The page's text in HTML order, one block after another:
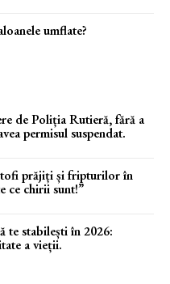
umflate?
de Poliția Rutieră, fără a
permisul suspendat.
prăjiți și fripturilor în
ce chirii sunt!”
te stabilești în 2026:
a vieții.